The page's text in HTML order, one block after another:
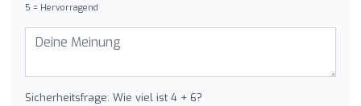
5 = Hervorragend
Sicherheitsfrage: Wie viel ist 4 + 6?